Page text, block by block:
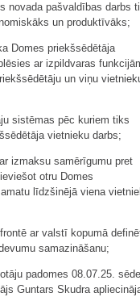
novada pašvaldības darbs
un produktīvāks;
Domes priekšsēdētāja
ar izpildvaras
un viņu
sistēmas pēc kuriem tiks
vietnieku darbs;
izmaksu samērīgumu pret
otru Domes
līdzšinējā viena
ar valstī kopumā
samazināšanu;
padomes 08.07.25.
Guntars Skudra